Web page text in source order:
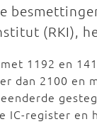
(RKI),
1192 en
dan 2100 en
IC-register en